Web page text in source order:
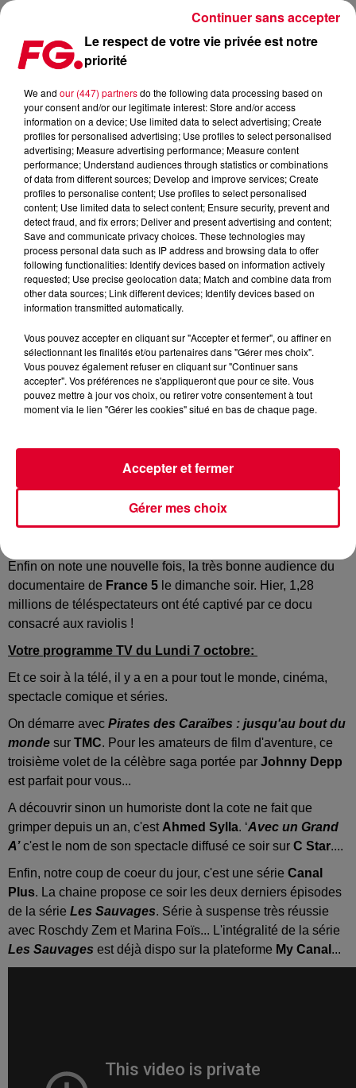
TV LUNDI 7 OCTOBRE : AUDIENCES ET PROGRAMME
Publié : 7 octobre 2019 à 14h00 par Antony Harari
Audiences Médiamétrie du Dimanche 6 Octobre :
Intouchables
avec Omar Sy et François Cluzet qui a été vu
par près de 6 millions et demi de téléspectateurs…
Derrière, avec 2,6 millions de fidèles,France 3
Enfin on note une nouvelle fois, la très bonne audience du
documentaire de France 5 le dimanche soir. Hier, 1,28
millions de téléspectateurs ont été captivé par ce docu
consacré aux raviolis !
Votre programme TV du Lundi 7 octobre:
Et ce soir à la télé, il y a en a pour tout le monde, cinéma,
spectacle comique et séries.
On démarre avec Pirates des Caraïbes : jusqu'au bout du
monde sur TMC. Pour les amateurs de film d'aventure, ce
troisième volet de la célèbre saga portée par Johnny Depp
est parfait pour vous...
A découvrir sinon un humoriste dont la cote ne fait que
grimper depuis un an, c'est Ahmed Sylla. ‘Avec un Grand
A’c'est le nom de son spectacle diffusé ce soir sur C Star....
Enfin, notre coup de coeur du jour, c'est une série Canal
Plus. La chaine propose ce soir les deux derniers épisodes
de la série Les Sauvages. Série à suspense très réussie
avec Roschdy Zem et Marina Foïs... L'intégralité de la série
Les Sauvages est déjà dispo sur la plateforme My Canal ...
Le respect de votre vie privée est notre
priorité
We and our (447) partnersdo the following data processing based on
your consent and/or our legitimate interest: Store and/or access
information on a device; Use limited data to select advertising; Create
profiles for personalised advertising; Use profiles to select personalised
advertising; Measure advertising performance; Measure content
performance; Understand audiences through statistics or combinations
of data from different sources; Develop and improve services; Create
profiles to personalise content; Use profiles to select personalised
content; Use limited data to select content; Ensure security, prevent and
detect fraud, and fix errors; Deliver and present advertising and content;
Save and communicate privacy choices. These technologies may
process personal data such as IP address and browsing data to offer
following functionalities: Identify devices based on information actively
requested; Use precise geolocation data; Match and combine data from
other data sources; Link different devices; Identify devices based on
information transmitted automatically.
Vous pouvez accepter en cliquant sur "Accepter et fermer", ou affiner en
sélectionnant les finalités et/ou partenaires dans "Gérer mes choix".
Vous pouvez également refuser en cliquant sur "Continuer sans
accepter". Vos préférences ne s'appliqueront que pour ce site. Vous
pouvez mettre à jour vos choix, ou retirer votre consentement à tout
moment via le lien "Gérer les cookies" situé en bas de chaque page.
Gérer mes choix
Accepter et fermer
Continuer sans accepter